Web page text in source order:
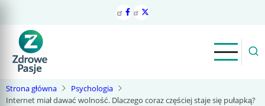
treści
Strona główna
Psychologia
Internet miał dawać wolność. Dlaczego coraz częściej staje się pułapką?